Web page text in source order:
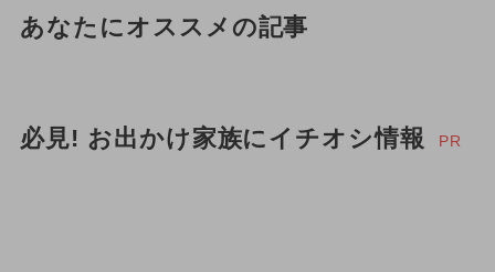
あなたにオススメの記事
必見! お出かけ家族にイチオシ情報 PR